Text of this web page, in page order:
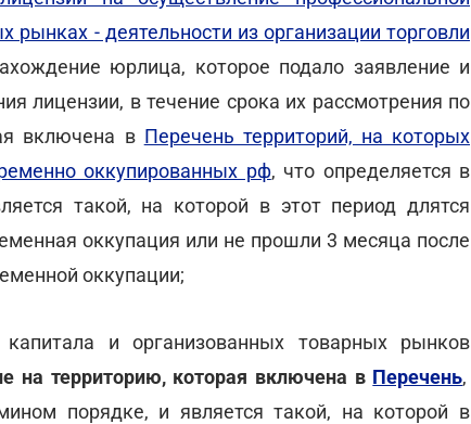
рынках - деятельности из организации торговли
юрлица, которое подало заявление и
лицензии, в течение срока их рассмотрения по
включена в Перечень территорий, на которых
оккупированных рф, что определяется в
такой, на которой в этот период длятся
оккупация или не прошли 3 месяца после
оккупации;
и организованных товарных рынков
на территорию, которая включена в Перечень,
порядке, и является такой, на которой в